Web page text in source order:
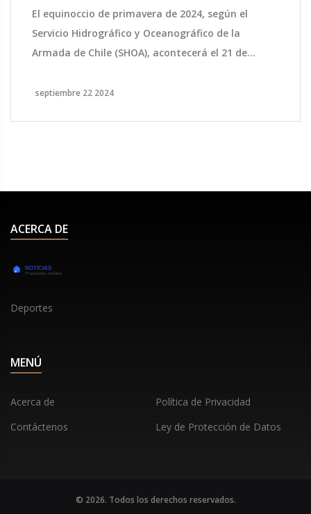
El equinoccio de primavera de 2024, según el
Servicio Hidrográfico y Oceanográfico de la
Armada de Chile (SHOA), acontecerá el 21 de
inicio oficial de la primavera en Chile y es esencial
septiembre 22 2024
ACERCA DE
Deportes
MENÚ
Acerca de
Política de Privacidad
Contáctenos
Ley de Protección de Datos
© 2026. Todos los derechos reservados.